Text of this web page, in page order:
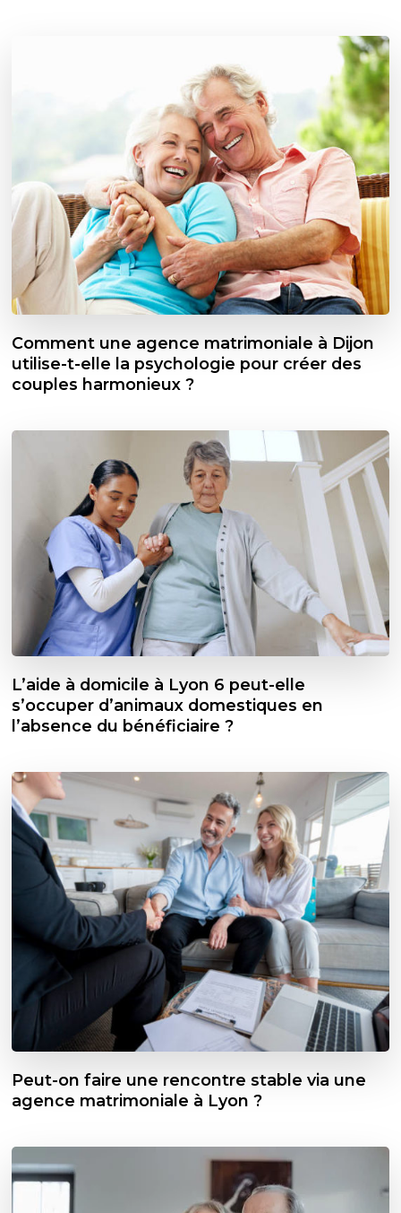
Comment une agence matrimoniale à Dijon
utilise-t-elle la psychologie pour créer des
couples harmonieux ?
L’aide à domicile à Lyon 6 peut-elle
s’occuper d’animaux domestiques en
l’absence du bénéficiaire ?
Peut-on faire une rencontre stable via une
agence matrimoniale à Lyon ?